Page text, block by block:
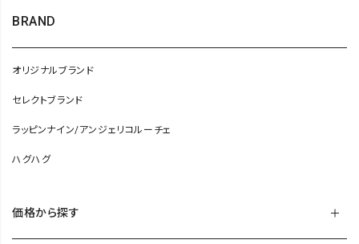
BRAND
オリジナルブランド
セレクトブランド
ラッピンナイン/アンジェリコルーチェ
ハグハグ
価格から探す